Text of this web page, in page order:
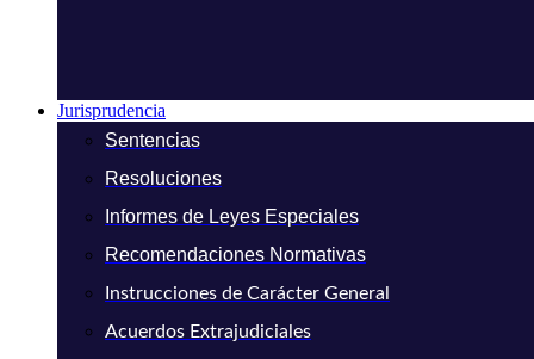
Jurisprudencia
Sentencias
Resoluciones
Informes de Leyes Especiales
Recomendaciones Normativas
Instrucciones de Carácter General
Acuerdos Extrajudiciales